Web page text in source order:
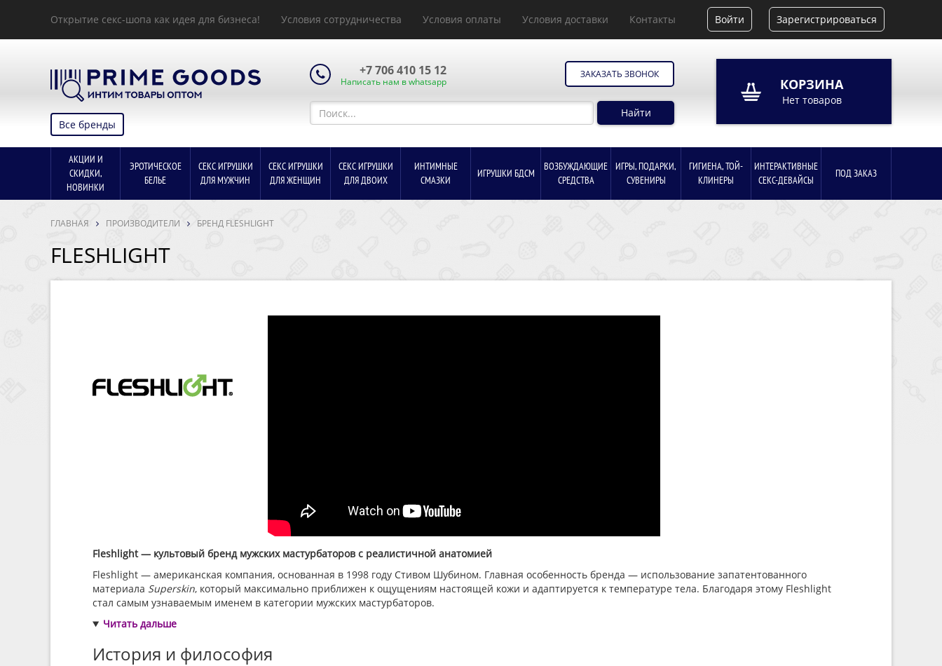
Открытие секс-шопа как идея для бизнеса! Условия сотрудничества Условия оплаты Условия доставки Контакты Войти Зарегистрироваться
Все бренды
+7 706 410 15 12
Написать нам в whatsapp
ЗАКАЗАТЬ ЗВОНОК
Найти
КОРЗИНА
Нет товаров
АКЦИИ И
СКИДКИ,
НОВИНКИ
ЭРОТИЧЕСКОЕ
БЕЛЬЕ
СЕКС ИГРУШКИ
ДЛЯ МУЖЧИН
СЕКС ИГРУШКИ
ДЛЯ ЖЕНЩИН
СЕКС ИГРУШКИ
ДЛЯ ДВОИХ
ИНТИМНЫЕ
СМАЗКИ
ИГРУШКИ БДСМ
ВОЗБУЖДАЮЩИЕ
СРЕДСТВА
ИГРЫ, ПОДАРКИ,
СУВЕНИРЫ
ГИГИЕНА, ТОЙ-
КЛИНЕРЫ
ИНТЕРАКТИВНЫЕ
СЕКС-ДЕВАЙСЫ
ПОД ЗАКАЗ
ГЛАВНАЯ ПРОИЗВОДИТЕЛИ БРЕНД FLESHLIGHT
FLESHLIGHT
Fleshlight — культовый бренд мужских мастурбаторов с реалистичной анатомией
Fleshlight — американская компания, основанная в 1998 году Стивом Шубином. Главная особенность бренда — использование запатентованного
материала Superskin, который максимально приближен к ощущениям настоящей кожи и адаптируется к температуре тела. Благодаря этому Fleshlight
стал самым узнаваемым именем в категории мужских мастурбаторов.
Читать дальше
История и философия